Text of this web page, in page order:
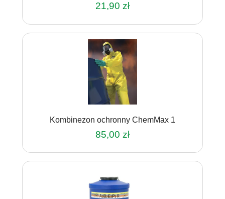
21,90 zł
produkt
ma
wiele
wariantów.
Opcje
można
wybrać
stronie
produktu
Kombinezon ochronny ChemMax 1
85,00 zł
produkt
wiele
wariantów.